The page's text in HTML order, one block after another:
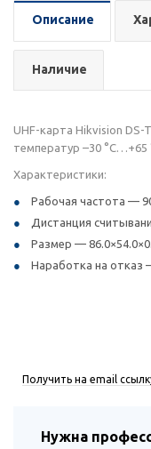
Описание
Наличие
UHF-карта Hikvision DS-
температур –30 °С…+65
Характеристики:
Рабочая частота —
Дистанция
Размер —
Наработка на отказ
Получить на email
Нужна